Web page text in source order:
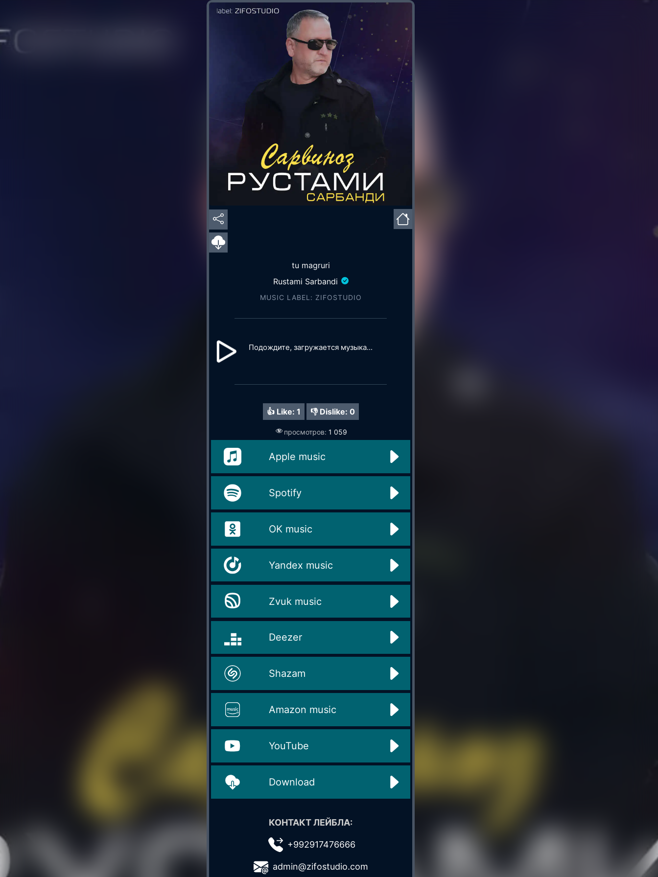
tu magruri
Rustami Sarbandi
MUSIC LABEL: ZIFOSTUDIO
Подождите, загружается музыка...
👍 Like: 1 👎 Dislike: 0
просмотров: 1 059
Apple music
Spotify
OK music
Yandex music
Zvuk music
Deezer
Shazam
Amazon music
YouTube
Download
КОНТАКТ ЛЕЙБЛА:
+992917476666
admin@zifostudio.com